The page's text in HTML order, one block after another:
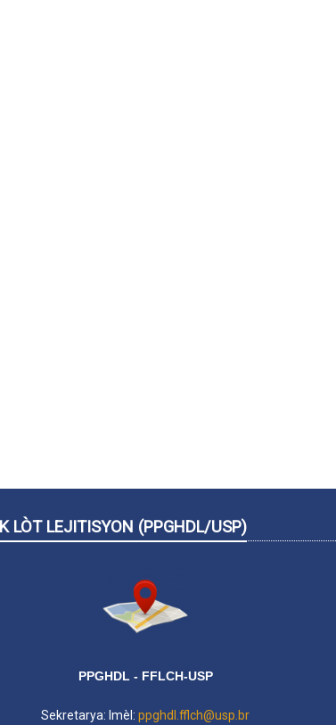
LÒT LEJITISYON (PPGHDL/USP)
PPGHDL - FFLCH-USP
Sekretarya: Imèl: ppghdl.fflch@usp.br